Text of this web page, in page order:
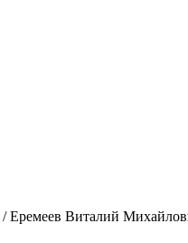
/Еремеев Виталий